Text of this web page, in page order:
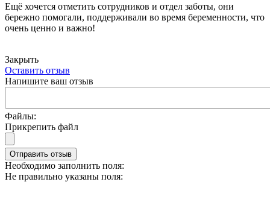
Ещё хочется отметить сотрудников и отдел заботы, они
бережно помогали, поддерживали во время беременности, что
очень ценно и важно!
Закрыть
Оставить отзыв
Напишите ваш отзыв
Файлы:
Прикрепить файл
Отправить отзыв
Необходимо заполнить поля:
Не правильно указаны поля: